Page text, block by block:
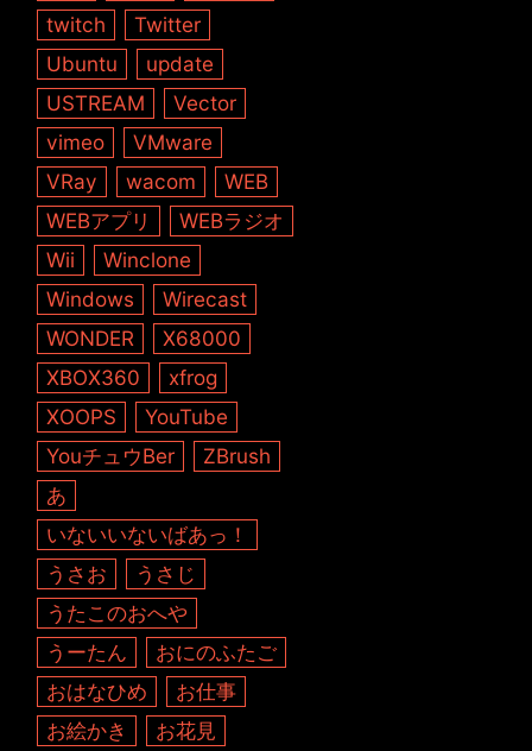
twitch
Twitter
Ubuntu
update
USTREAM
Vector
vimeo
VMware
VRay
wacom
WEB
WEBアプリ
WEBラジオ
Wii
Winclone
Windows
Wirecast
WONDER
X68000
XBOX360
xfrog
XOOPS
YouTube
YouチュウBer
ZBrush
あ
いないいないばあっ！
うさお
うさじ
うたこのおへや
うーたん
おにのふたご
おはなひめ
お仕事
お絵かき
お花見